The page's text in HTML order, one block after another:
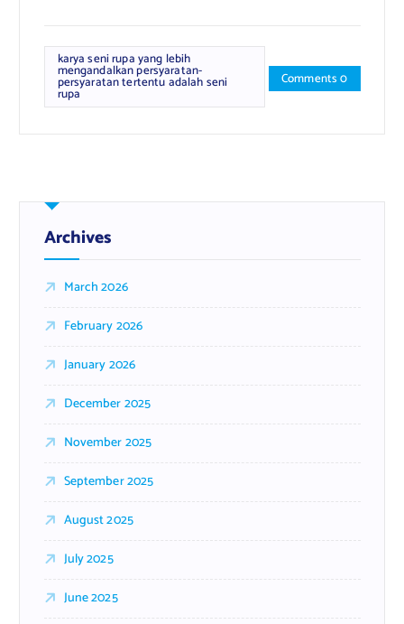
karya seni rupa yang lebih
mengandalkan persyaratan-
persyaratan tertentu adalah seni
rupa
Comments 0
Archives
March 2026
February 2026
January 2026
December 2025
November 2025
September 2025
August 2025
July 2025
June 2025